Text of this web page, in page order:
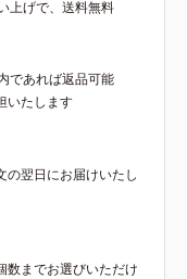
上げで、送料無料
であれば返品可能
いたします
の翌日にお届けいたし
数までお選びいただけ